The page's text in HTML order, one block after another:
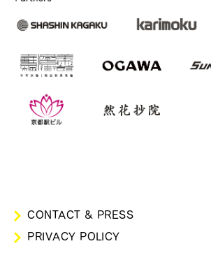
CONTACT & PRESS
PRIVACY POLICY